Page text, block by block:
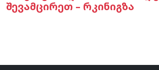
შევამცირეთ – რკინიგზა